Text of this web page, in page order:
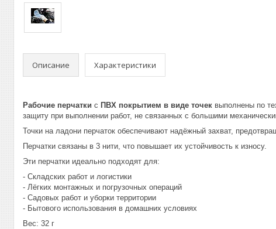
Описание Характеристики
Рабочие перчатки с ПВХ покрытием в виде точек выполнены по
защиту при выполнении работ, не связанных с большими
Точки на ладони перчаток обеспечивают надёжный захват,
Перчатки связаны в 3 нити, что повышает их устойчивость к износу.
Эти перчатки идеально подходят для:
- Складских работ и логистики
- Лёгких монтажных и погрузочных операций
- Садовых работ и уборки территории
- Бытового использования в домашних условиях
Вес: 32 г